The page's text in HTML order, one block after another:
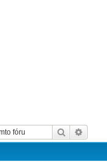
Hledat